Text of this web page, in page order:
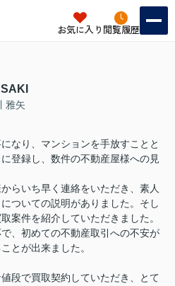
お気に入り 閲覧履歴
雅矢
なり、マンションを手放すことと
登録し、数件の不動産屋様への見
らいち早く連絡をいただき、素人
ついての説明がありました。そし
案件を紹介していただきました。
、初めての不動産取引への不安が
とが出来ました。
段で買取契約していただき、とて